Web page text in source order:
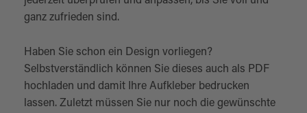
ganz zufrieden sind.
Haben Sie schon ein Design vorliegen?
Selbstverständlich können Sie dieses auch als PDF
hochladen und damit Ihre Aufkleber bedrucken
lassen. Zuletzt müssen Sie nur noch die gewünschte